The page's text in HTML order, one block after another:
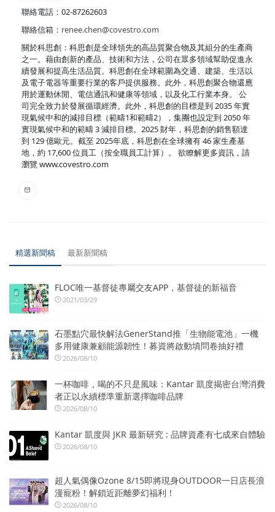
聯絡電話：02-87262603
聯絡信箱： renee.chen@covestro.com
關於科思創：科思創是全球領先的高品質聚合物及其組分的生產商
之一。藉由創新的產品、技術和方法，公司在眾多領域幫助促進永
續發展和提高生活品質。科思創在全球範圍為交通、建築、生活以
及電子電器等重要行業的客戶提供服務。此外，科思創聚合物還應
用於運動休閒、電信通訊和健康等領域，以及化工行業本身。 公
司完全致力於發展循環經濟。此外，科思創的目標是到 2035 年實
現氣候中和的減排目標（範疇1和範疇2），集團也設定到 2050 年
實現氣候中和的範疇 3 減排目標。2025 財年，科思創的銷售額達
到 129 億歐元。截至 2025年底，科思創在全球擁有 46 家生產基
地，約 17,600 位員工（按全職員工計算）。 欲瞭解更多資訊，請
瀏覽 www.covestro.com
精選新聞稿 最新新聞稿
FLOC唯一基督徒專屬交友APP，基督徒的新福音
2021/03/29
石墨點穴最快解法GenerStand推「生物能電池」一機
多用健康兼顧能源韌性！募資將啟動填問卷抽好禮
2026/08/10
一杯咖啡，喝的不只是風味：Kantar 凱度揭密台灣消費
者正以永續標準重新選擇咖啡品牌
2026/08/10
Kantar 凱度與 JKR 最新研究 : 品牌資產有七成來自體驗
2026/08/10
超人氣偶像Ozone 8/15即將現身OUTDOOR一日店長浪
漫寵粉！解鎖近距離夢幻福利！
2026/08/10